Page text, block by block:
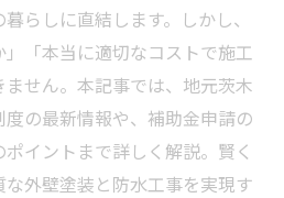
らしに直結します。しかし、
」「本当に適切なコストで施工
せん。本記事では、地元茨木
の最新情報や、補助金申請の
イントまで詳しく解説。賢く
外壁塗装と防水工事を実現す